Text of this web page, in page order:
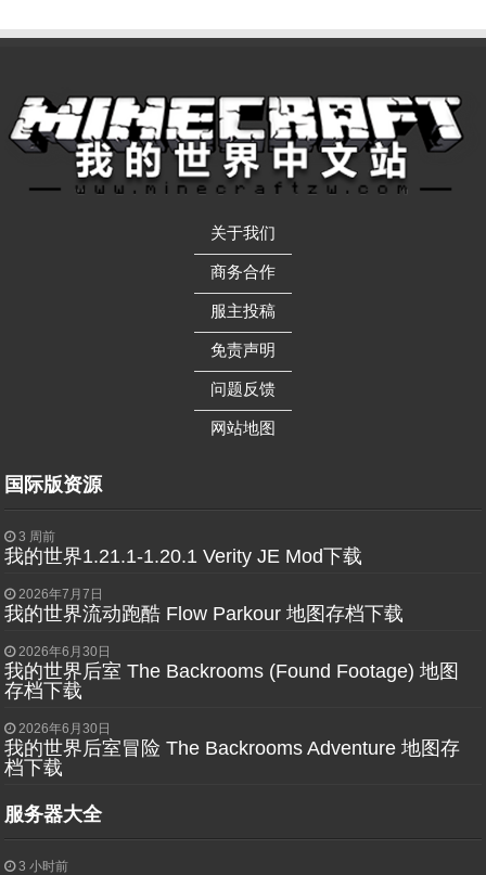
关于我们
——————
商务合作
——————
服主投稿
——————
免责声明
——————
问题反馈
——————
网站地图
国际版资源
3 周前
我的世界1.21.1-1.20.1 Verity JE Mod下载
2026年7月7日
我的世界流动跑酷 Flow Parkour 地图存档下载
2026年6月30日
我的世界后室 The Backrooms (Found Footage) 地图
存档下载
2026年6月30日
我的世界后室冒险 The Backrooms Adventure 地图存
档下载
服务器大全
3 小时前